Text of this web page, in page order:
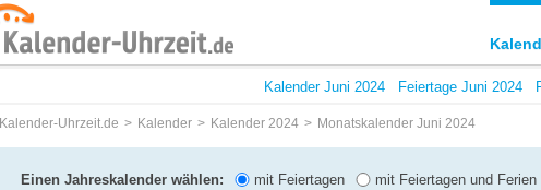
Kalender Juni 2024 Feiertage Juni 2024
Kalender-Uhrzeit.de Kalender Kalender 2024 Monatskalender Juni 2024
Einen Jahreskalender wählen: mit Feiertagen mit Feiertagen und Ferien